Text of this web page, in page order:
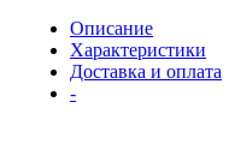
Описание
Характеристики
Доставка и оплата
-